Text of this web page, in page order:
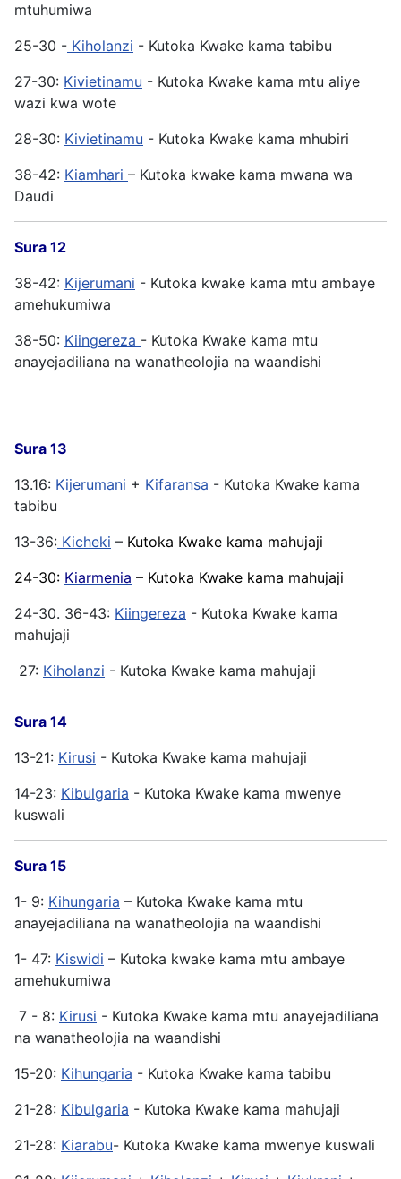
mtuhumiwa
25-30 - Kiholanzi - Kutoka Kwake kama tabibu
27-30: Kivietinamu - Kutoka Kwake kama mtu aliye
wazi kwa wote
28-30: Kivietinamu - Kutoka Kwake kama mhubiri
38-42: Kiamhari – Kutoka kwake kama mwana wa
Daudi
Sura 12
38-42: Kijerumani - Kutoka kwake kama mtu ambaye
amehukumiwa
38-50: Kiingereza - Kutoka Kwake kama mtu
anayejadiliana na wanatheolojia na waandishi
Sura 13
13.16: Kijerumani + Kifaransa - Kutoka Kwake kama
tabibu
13-36: Kicheki – Kutoka Kwake kama mahujaji
24-30: Kiarmenia – Kutoka Kwake kama mahujaji
24-30. 36-43: Kiingereza - Kutoka Kwake kama
mahujaji
27: Kiholanzi - Kutoka Kwake kama mahujaji
Sura 14
13-21: Kirusi - Kutoka Kwake kama mahujaji
14-23: Kibulgaria - Kutoka Kwake kama mwenye
kuswali
Sura 15
1- 9: Kihungaria – Kutoka Kwake kama mtu
anayejadiliana na wanatheolojia na waandishi
1- 47: Kiswidi – Kutoka kwake kama mtu ambaye
amehukumiwa
7 - 8: Kirusi - Kutoka Kwake kama mtu anayejadiliana
na wanatheolojia na waandishi
15-20: Kihungaria - Kutoka Kwake kama tabibu
21-28: Kibulgaria - Kutoka Kwake kama mahujaji
21-28: Kiarabu- Kutoka Kwake kama mwenye kuswali